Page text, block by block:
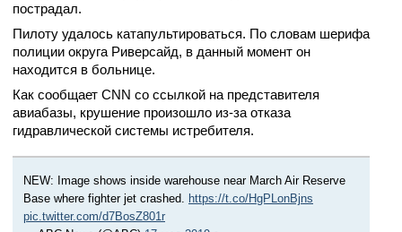
пострадал.
Пилоту удалось катапультироваться. По словам шерифа
полиции округа Риверсайд, в данный момент он
находится в больнице.
Как сообщает CNN со ссылкой на представителя
авиабазы, крушение произошло из-за отказа
гидравлической системы истребителя.
NEW: Image shows inside warehouse near March Air Reserve
Base where fighter jet crashed. https://t.co/HgPLonBjns
pic.twitter.com/d7BosZ801r